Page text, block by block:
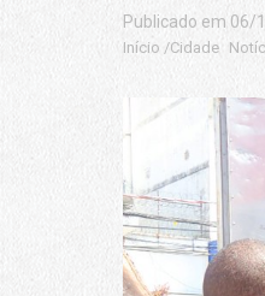
Publicado em 06/
Início /Cidade